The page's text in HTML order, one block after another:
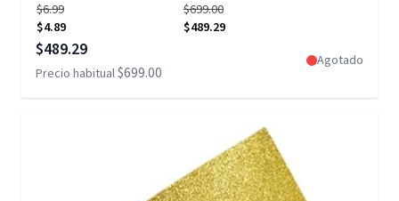
$6.99
$4.89
$699.00
$489.29
Precio especial
$489.29
Precio habitual$699.00
Agotado